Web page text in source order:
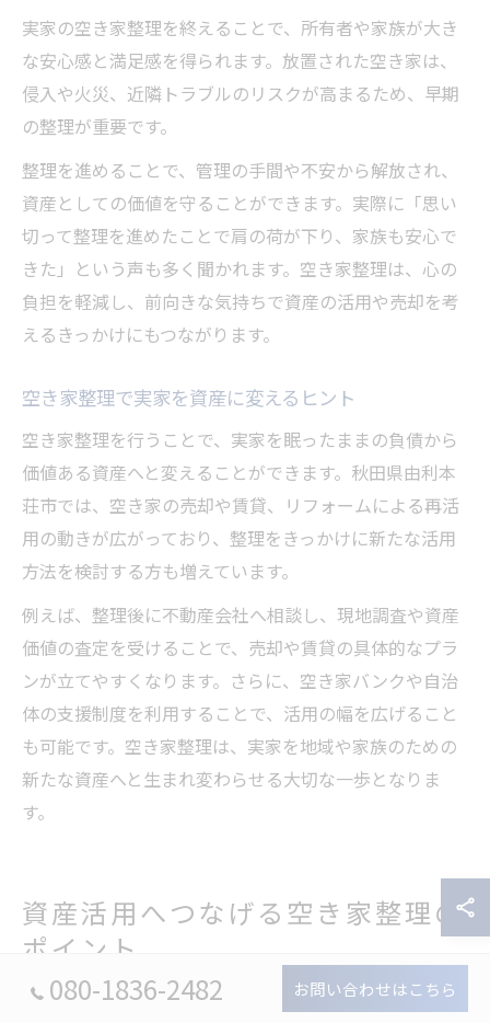
実家の空き家整理を終えることで、所有者や家族が大き
な安心感と満足感を得られます。放置された空き家は、
侵入や火災、近隣トラブルのリスクが高まるため、早期
の整理が重要です。
整理を進めることで、管理の手間や不安から解放され、
資産としての価値を守ることができます。実際に「思い
切って整理を進めたことで肩の荷が下り、家族も安心で
きた」という声も多く聞かれます。空き家整理は、心の
負担を軽減し、前向きな気持ちで資産の活用や売却を考
えるきっかけにもつながります。
空き家整理で実家を資産に変えるヒント
空き家整理を行うことで、実家を眠ったままの負債から
価値ある資産へと変えることができます。秋田県由利本
荘市では、空き家の売却や賃貸、リフォームによる再活
用の動きが広がっており、整理をきっかけに新たな活用
方法を検討する方も増えています。
例えば、整理後に不動産会社へ相談し、現地調査や資産
価値の査定を受けることで、売却や賃貸の具体的なプラ
ンが立てやすくなります。さらに、空き家バンクや自治
体の支援制度を利用することで、活用の幅を広げること
も可能です。空き家整理は、実家を地域や家族のための
新たな資産へと生まれ変わらせる大切な一歩となりま
す。
資産活用へつなげる空き家整理の
ポイント
080-1836-2482
お問い合わせはこちら